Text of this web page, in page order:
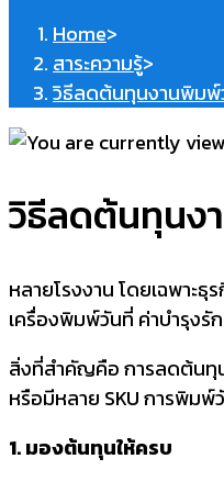
Home>
สาระความรู้>
วิธีลดต้นทุนงานพิมพ์
วิธีลดต้นทุนง
หลายโรงงาน โดยเฉพาะ
เครื่องพิมพ์วันที่ ค่าบำรุงรั
สิ่งที่สำคัญคือ การลดต้นทุ
หรือมีหลาย SKU การพิมพ์
1. มองต้นทุนให้ครบ